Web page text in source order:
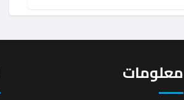
معلومات